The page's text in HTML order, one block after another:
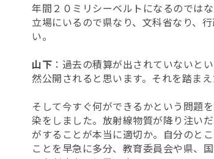
年間２０ミリシーベルトになるのでは
立場にいるので県なり、文科省なり、
い。
山下 ：過去の積算が出されていないと
然公開されると思います。それを踏ま
そして今すぐ何ができるかという問題
染をしました。放射線物質が降り注い
がすることが本当に適切か。自分のと
ことを早急に多分、教育委員会や県、